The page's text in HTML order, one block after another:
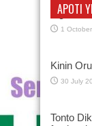
APOTI
Oga
1
Kinin
30 July
Tonto